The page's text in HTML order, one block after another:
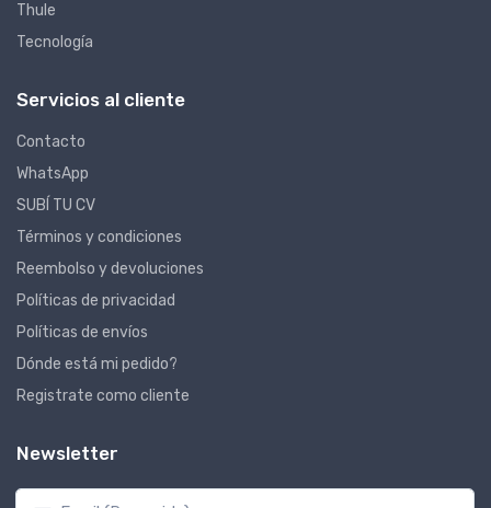
Thule
Tecnología
Servicios al cliente
Contacto
WhatsApp
SUBÍ TU CV
Términos y condiciones
Reembolso y devoluciones
Políticas de privacidad
Políticas de envíos
Dónde está mi pedido?
Registrate como cliente
Newsletter